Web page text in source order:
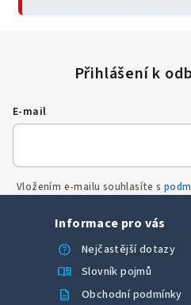
E-mail
Vložením e-mailu souhlasíte s
Informace pro vás
help
Nejčastější dotazy
menu_book Slovník pojmů
description Obchodní podmínky